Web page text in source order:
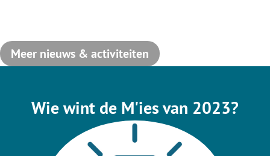
Meer nieuws & activiteiten
Wie wint de M'ies van 2023?